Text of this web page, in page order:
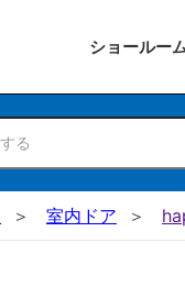
ショールー
室内ドア